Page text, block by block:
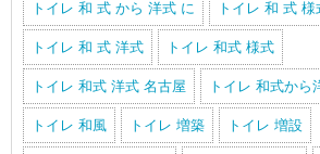
トイレ 和 式 から 洋式 に トイレ 和 式 様
トイレ 和 式 洋式 トイレ 和式 様式
トイレ 和式 洋式 名古屋 トイレ 和式から
トイレ 和風 トイレ 増築 トイレ 増設